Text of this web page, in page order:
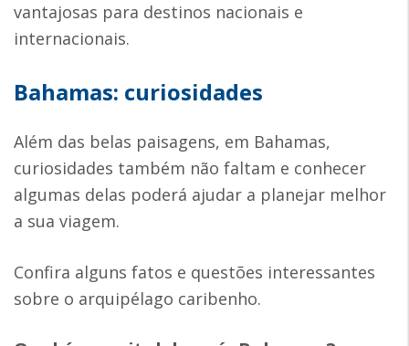
vantajosas para destinos nacionais e
internacionais.
Bahamas: curiosidades
Além das belas paisagens, em Bahamas,
curiosidades também não faltam e conhecer
algumas delas poderá ajudar a planejar melhor
a sua viagem.
Confira alguns fatos e questões interessantes
sobre o arquipélago caribenho.